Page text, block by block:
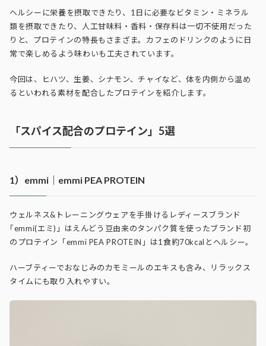
ヘルシーに栄養を摂取できたり、 1日に必要なビタミン・ミネラル
類を摂取できたり、
人工甘味料・香料・保存料は一切不使用だった
りと、プロテインの特長もさまざま。カフェのドリンクのように日
常で楽しめるよう味わいも工夫されています。
今回は、ヒハツ、生姜、シナモン、チャイなど、体を内側から温め
るといわれる素材を配合したプロテインを紹介します。
「スパイス配合のプロテイン」5選
1）emmi｜emmi PEA PROTEIN
ウェルネス&トレーニングウェアを手掛けるレディースブランド
｢emmi(エミ)」はえんどう豆由来のタンパク質を使ったブランド初
のプロテイン「emmi PEA PROTEIN」は1食約70kcalとヘルシー。
ハーブティーでおなじみのカモミールのエキスも含み、リラックス
タイムにも取り入れやすい。